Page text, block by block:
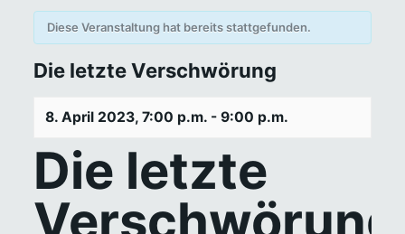
Diese Veranstaltung hat bereits stattgefunden.
Die letzte Verschwörung
8. April 2023, 7:00 p.m.- 9:00 p.m.
Die letzte
Verschwörung